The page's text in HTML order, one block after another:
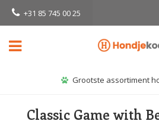
+31 85 745 00 25
Grootste assortiment
Classic Game with